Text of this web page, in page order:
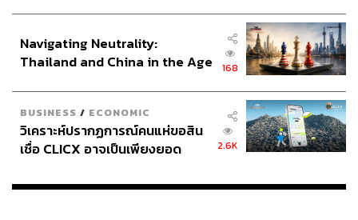
Navigating Neutrality:
Thailand and China in the Age
168
BUSINESS / ECONOMIC
วิเคราะห์ปรากฏการณ์คนแห่ขอสิน
เชื่อ CLICX อาจเป็นเพียงยอด
เรือนไทยที่ถูกซุกไว้
2.6K